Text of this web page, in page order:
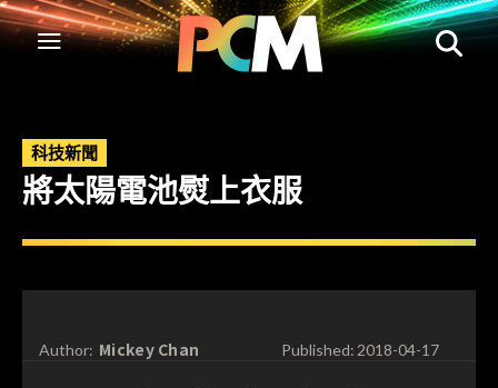
科技新聞
將太陽電池熨上衣服
Author: Mickey Chan Published:2018-04-17